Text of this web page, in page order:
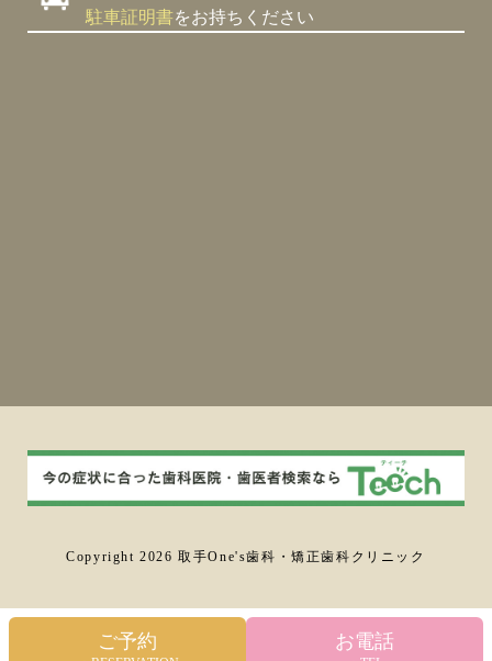
駐車証明書をお持ちください
Copyright 2026 取手One's歯科・矯正歯科クリニック
ご予約 お電話